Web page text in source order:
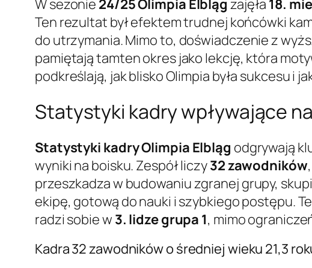
W sezonie 24/25Olimpia Elbląg zajęła 18.
Ten rezultat był efektem trudnej końcówki
do utrzymania. Mimo to, doświadczenie z
pamiętają tamten okres jako lekcję, która
podkreślają, jak blisko Olimpia była sukcesu i
Statystyki kadry wpływające
Statystyki kadryOlimpia Elbląg odgrywają
wyniki na boisku. Zespół liczy32 zawodników
przeszkadza w budowaniu zgranej grupy,
ekipę, gotową do nauki i szybkiego postępu.
radzi sobie w 3. lidze grupa 1, mimo
Kadra 32 zawodników o średniej wieku 21,3